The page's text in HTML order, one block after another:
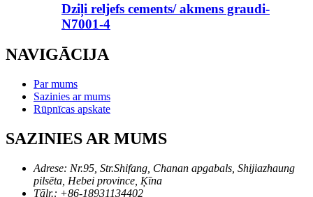
Dziļi reljefs cements/ akmens graudi-
N7001-4
NAVIGĀCIJA
Par mums
Sazinies ar mums
Rūpnīcas apskate
SAZINIES AR MUMS
Adrese: Nr.95, Str.Shifang, Chanan apgabals, Shijiazhaung
pilsēta, Hebei province, Ķīna
Tālr.: +86-18931134402